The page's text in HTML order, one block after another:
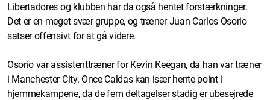
Libertadores og klubben har da også hentet forstærkninger.
Det er en meget svær gruppe, og træner Juan Carlos Osorio
satser offensivt for at gå videre.
Osorio var assistenttræner for Kevin Keegan, da han var træner
i Manchester City. Once Caldas kan især hente point i
hjemmekampene, da de fem deltagelser stadig er ubesejrede